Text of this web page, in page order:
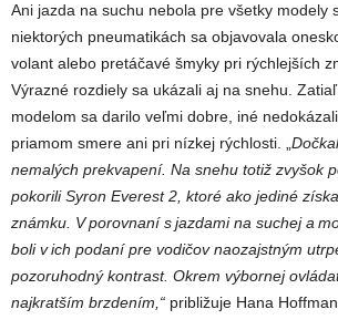
Ani jazda na suchu nebola pre všetky modely
niektorých pneumatikách sa objavovala
volant alebo pretáčavé šmyky pri rýchlejších
Výrazné rozdiely sa ukázali aj na snehu.
modelom sa darilo veľmi dobre, iné
priamom smere ani pri nízkej rýchlosti. „
nemalých prekvapení. Na snehu totiž zvyšok
pokorili Syron Everest 2, ktoré ako jediné
známku. V porovnaní s jazdami na suchej a
boli v ich podaní pre vodičov naozajstným
pozoruhodný kontrast. Okrem výbornej
najkratším brzdením,“ približuje Hana